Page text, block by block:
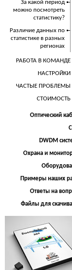
За какой период
можно посмотреть
статистику?
Различие данных по
статистике в разных
регионах
РАБОТА В КОМАНДЕ
НАСТРОЙКИ
ЧАСТЫЕ ПРОБЛЕМЫ
СТОИМОСТЬ
Оптический
DWDM
Охрана и
Примеры наших
Ответы на
Файлы для